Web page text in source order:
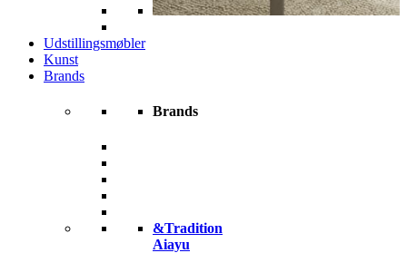
Udstillingsmøbler
Kunst
Brands
Brands
&Tradition
Aiayu